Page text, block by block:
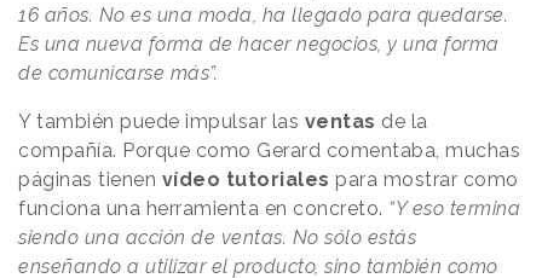
16 años. No es una moda, ha llegado para quedarse.
Es una nueva forma de hacer negocios, y una forma
de comunicarse más”.
Y también puede impulsar las ventas de la
compañía. Porque como Gerard comentaba, muchas
páginas tienen vídeo tutoriales para mostrar como
funciona una herramienta en concreto. “Y eso termina
siendo una acción de ventas. No sólo estás
enseñando a utilizar el producto, sino también como